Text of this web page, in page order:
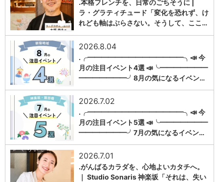
1
.本格フレンチを、日常のごちそうに |
ラ・グラティチュード「変化を恐れず、け
れども軸はぶらさない。そうして、ここ…
1
2026.8.04
.╭━━━━━━━━━━━━━━╮📣 今
月の注目イベント4選 📣╰━━━━━━━
━━━━━━━╯8月の気になるイベン…
1
2026.7.02
.╭━━━━━━━━━━━━━━╮📣 今
月の注目イベント5選 📣╰━━━━━━━
━━━━━━━╯7月の気になるイベン…
2026.7.01
.がんばるカラダを、心地よいカタチへ。
｜ Studio Sonaris 神楽坂「それは、失い